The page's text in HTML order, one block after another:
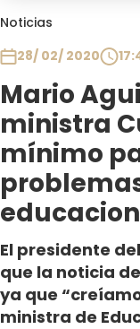
Noticias
28/ 02/ 2020
Mario
ministra
mínimo
El presidente
que la noticia
ya que
ministra de
Plan Perfecto
El Tiempo
Sabingo
Todos Los